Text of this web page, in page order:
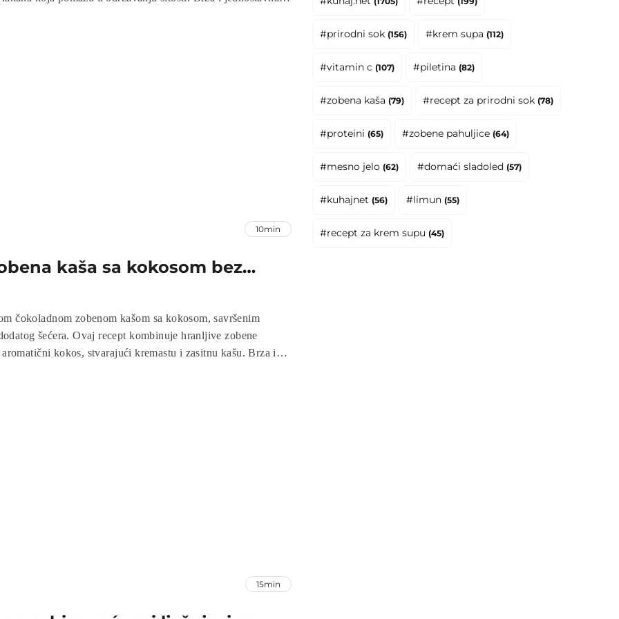
10min
kaša sa kokosom bez
čokoladnom zobenom kašom sa kokosom, savršenim
šećera. Ovaj recept kombinuje hranljive zobene
kokos, stvarajući kremastu i zasitnu kašu. Brza i
15min
#prirodni sok(156) #krem supa(112)
#vitamin c(107) #piletina(82)
#zobena kaša(79) #recept za prirodni sok(78)
#proteini(65) #zobene pahuljice(64)
#mesno jelo(62) #domaći sladoled(57)
#kuhajnet(56) #limun(55)
#recept za krem supu(45)